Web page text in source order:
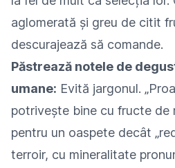
aglomerată și greu de citit
descurajează să comande.
Păstrează notele de
umane: Evită jargonul.
potrivește bine cu fructe de
pentru un oaspete decât
terroir, cu mineralitate